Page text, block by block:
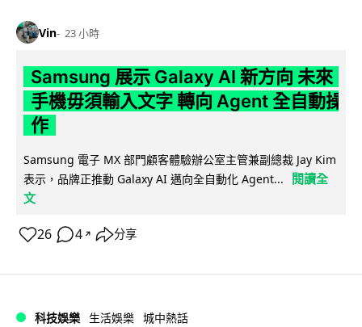
Vin 23 小時
Samsung 展示 Galaxy AI 新方向 未來
手機毋須輸入文字 轉向 Agent 全自動操
作
Samsung 電子 MX 部門顧客體驗辦公室主管兼副總裁 Jay Kim
表示，品牌正推動 Galaxy AI 邁向全自動化 Agent...
閱讀全
文
26 4 ↗ 分享
科技娛樂 生活娛樂 城中熱話